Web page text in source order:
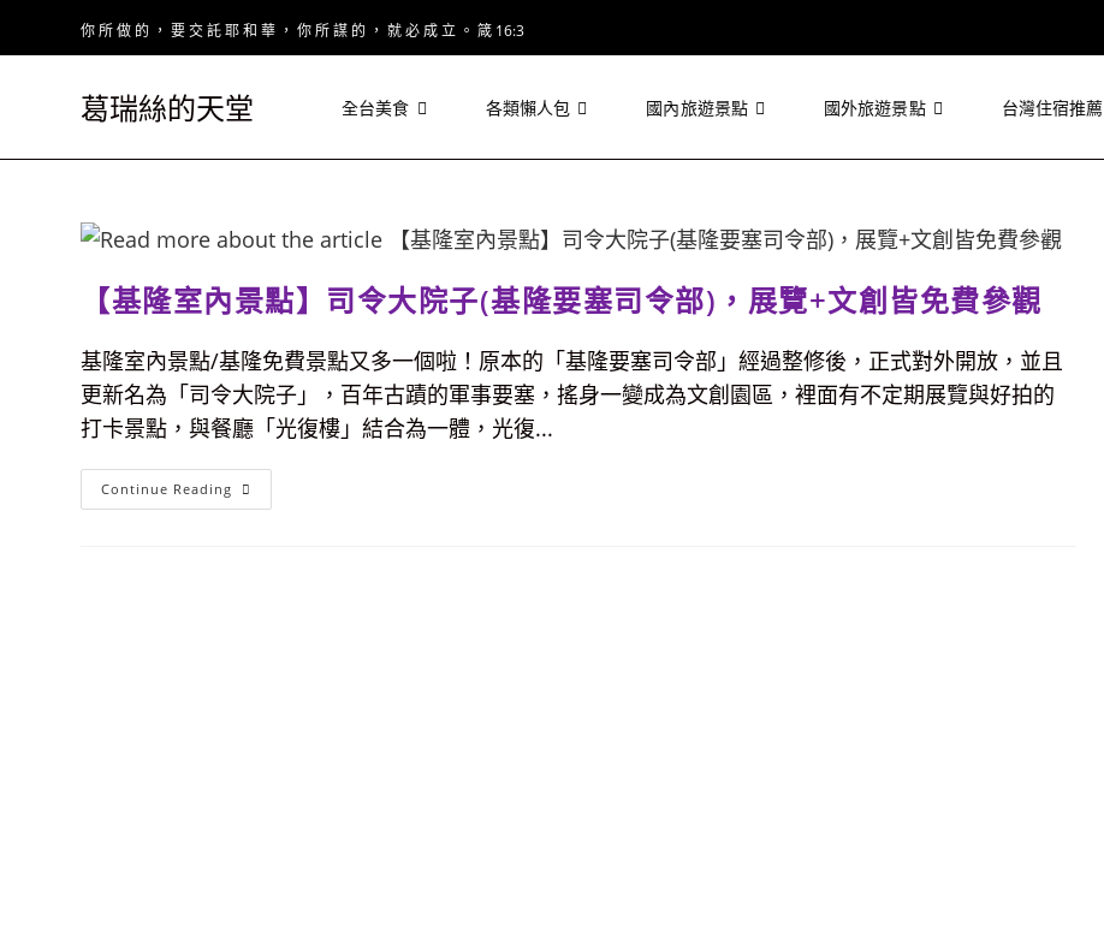
你 所 做 的 ， 要 交 託 耶 和 華 ， 你 所 謀 的 ， 就 必 成 立 。 箴 16:3
葛瑞絲的天堂 全台美食 各類懶人包 國內旅遊景點 國外旅遊景點 台灣住宿推薦
【基隆室內景點】司令大院子(基隆要塞司令部)，展覽+文創皆免費參觀
基隆室內景點/基隆免費景點又多一個啦！原本的「基隆要塞司令部」經過整修後，正式對外開放，並且
更新名為「司令大院子」，百年古蹟的軍事要塞，搖身一變成為文創園區，裡面有不定期展覽與好拍的
打卡景點，與餐廳「光復樓」結合為一體，光復...
Continue Reading 【基
隆